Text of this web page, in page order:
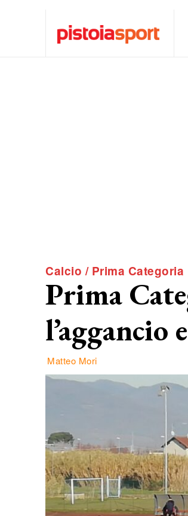
Calcio / Prima Categoria
Prima
l’aggancio
Matteo Mori